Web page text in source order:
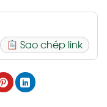
Sao chép link